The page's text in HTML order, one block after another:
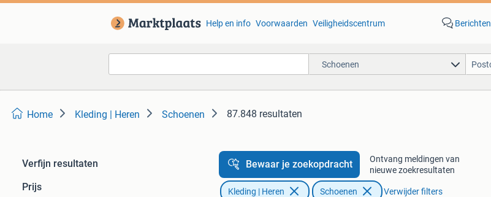
Help en info Voorwaarden Veiligheidscentrum Berichten
Schoenen
Home Kleding | Heren Schoenen 87.848 resultaten
Verfijn resultaten
Prijs
Bewaar je zoekopdracht
Ontvang meldingen van
nieuwe zoekresultaten
Kleding | Heren Schoenen Verwijder filters